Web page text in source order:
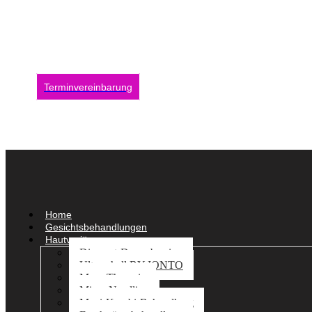
Terminvereinbarung
Home
Gesichtsbehandlungen
Hautverjüngung
Diamant-Dermabrasion
Ultraschall BY IONTO
Meso Therapie
Micro Needling
Maxi-Kombi-Behandlung